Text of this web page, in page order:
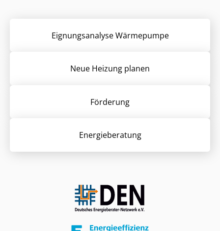
Eignungsanalyse Wärmepumpe
Neue Heizung planen
Förderung
Energieberatung